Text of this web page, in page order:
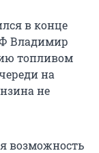
в конце
Владимир
топливом
на
не
возможность